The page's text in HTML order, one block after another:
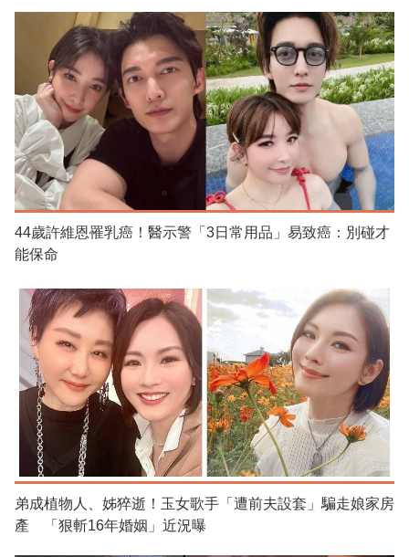
44歲許維恩罹乳癌！醫示警「3日常用品」易致癌：別碰才
能保命
弟成植物人、姊猝逝！玉女歌手「遭前夫設套」騙走娘家房
產 「狠斬16年婚姻」近況曝